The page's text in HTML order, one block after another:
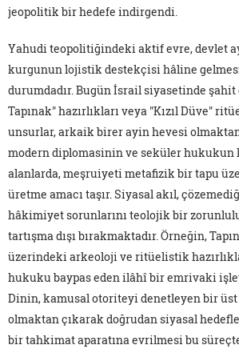
jeopolitik bir hedefe indirgendi.
Yahudi teopolitiğindeki aktif evre, devlet
kurgunun lojistik destekçisi hâline
durumdadır. Bugün İsrail siyasetinde
Tapınak" hazırlıkları veya "Kızıl Düve"
unsurlar, arkaik birer ayin hevesi
modern diplomasinin ve seküler
alanlarda, meşruiyeti metafizik bir tapu
üretme amacı taşır. Siyasal akıl,
hâkimiyet sorunlarını teolojik bir
tartışma dışı bırakmaktadır. Örneğin,
üzerindeki arkeoloji ve ritüelistik
hukuku baypas eden ilâhî bir emrivaki
Dinin, kamusal otoriteyi denetleyen bir
olmaktan çıkarak doğrudan siyasal
bir tahkimat aparatına evrilmesi bu